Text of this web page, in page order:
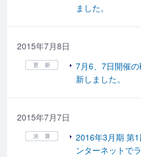
ました。
2015年7月8日
7月6、7日開催
新しました。
2015年7月7日
2016年3月期 第
ンターネットで